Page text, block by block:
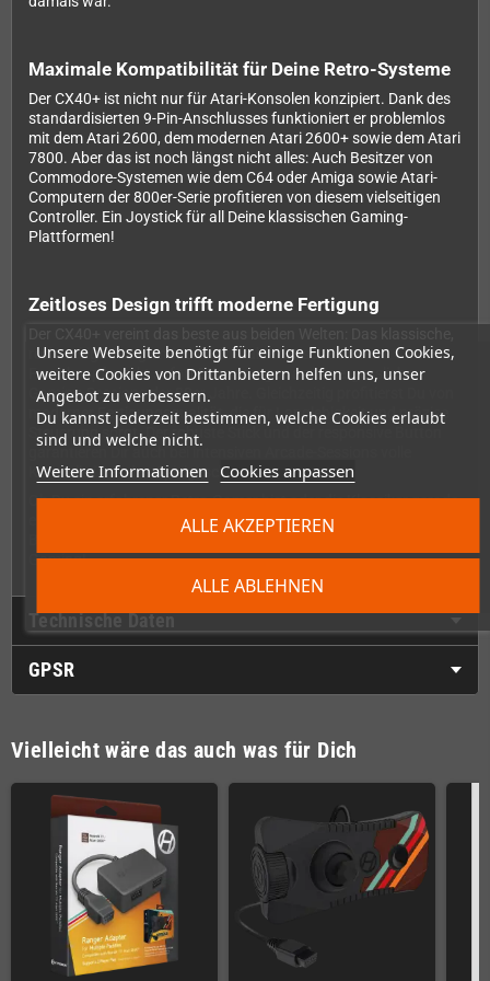
Unsere Webseite benötigt für einige Funktionen Cookies,
weitere Cookies von Drittanbietern helfen uns, unser
Angebot zu verbessern.
Du kannst jederzeit bestimmen, welche Cookies erlaubt
sind und welche nicht.
Weitere Informationen Cookies anpassen
ALLE ABLEHNEN
ALLE AKZEPTIEREN
Maximale Kompatibilität für Deine Retro-Systeme
Der CX40+ ist nicht nur für Atari-Konsolen konzipiert. Dank des
standardisierten 9-Pin-Anschlusses funktioniert er problemlos
mit dem Atari 2600, dem modernen Atari 2600+ sowie dem Atari
7800. Aber das ist noch längst nicht alles: Auch Besitzer von
Commodore-Systemen wie dem C64 oder Amiga sowie Atari-
Computern der 800er-Serie profitieren von diesem vielseitigen
Controller. Ein Joystick für all Deine klassischen Gaming-
Plattformen!
Zeitloses Design trifft moderne Fertigung
rechteckige Design mit dem charakteristischen roten
Feuerknopf weckt sofort Erinnerungen an unvergessliche
Gaming-Sessions der 80er Jahre. Gleichzeitig profitierst Du von
moderner Fertigungsqualität, die für Langlebigkeit und präzise
Steuerung sorgt. Der robuste Stick und der responsive Button
Kontrolle über das Spielgeschehen.
Ob Du ein erfahrener Retro-Gamer bist oder die Klassiker gerade
erst für Dich entdeckst – der CX40+ Joystick ist der perfekte
Gaming!
Technische Daten
GPSR
Vielleicht wäre das auch was für Dich